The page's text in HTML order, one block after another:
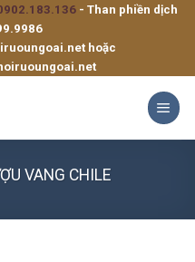
- Than phiền dịch
hoặc
VANG CHILE